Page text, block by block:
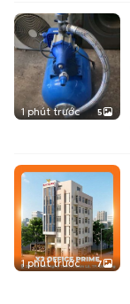
1 phút trước 5
1 phút trước 7